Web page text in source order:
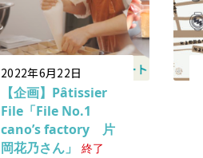
2022年6月22日
【企画】Pâtissier
File「File No.1
cano’s factory 片
岡花乃さん」
終了